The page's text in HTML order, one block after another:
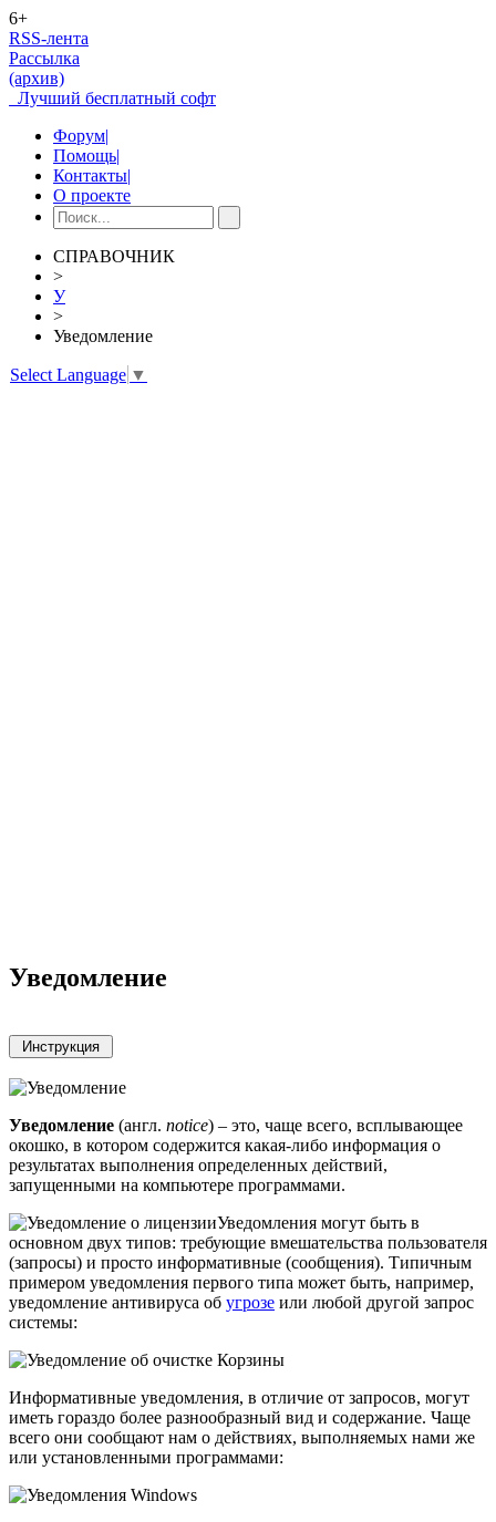
6+
RSS-лента
Рассылка
(архив)
Лучший бесплатный софт
Форум|
Помощь|
Контакты|
О проекте
СПРАВОЧНИК
>
У
>
Уведомление
Select Language ▼
Уведомление
Уведомление (англ. notice) – это, чаще всего, всплывающее
окошко, в котором содержится какая-либо информация о
результатах выполнения определенных действий,
запущенными на компьютере программами.
Уведомления могут быть в
основном двух типов: требующие вмешательства пользователя
(запросы) и просто информативные (сообщения). Типичным
примером уведомления первого типа может быть, например,
уведомление антивируса об угрозе или любой другой запрос
системы:
Информативные уведомления, в отличие от запросов, могут
иметь гораздо более разнообразный вид и содержание. Чаще
всего они сообщают нам о действиях, выполняемых нами же
или установленными программами: